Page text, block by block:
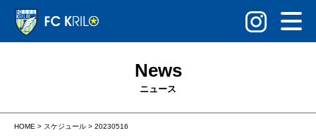
News
ニュース
HOME > スケジュール > 20230516